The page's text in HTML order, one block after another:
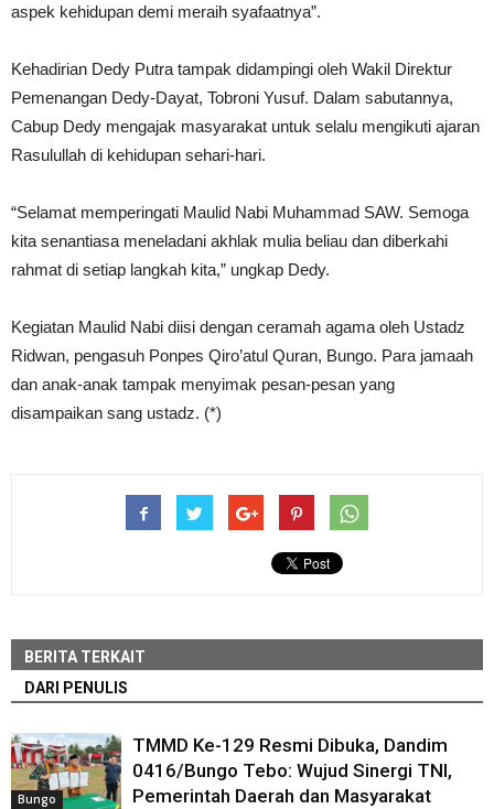
aspek kehidupan demi meraih syafaatnya”.
Kehadirian Dedy Putra tampak didampingi oleh Wakil Direktur
Pemenangan Dedy-Dayat, Tobroni Yusuf. Dalam sabutannya,
Cabup Dedy mengajak masyarakat untuk selalu mengikuti ajaran
Rasulullah di kehidupan sehari-hari.
“Selamat memperingati Maulid Nabi Muhammad SAW. Semoga
kita senantiasa meneladani akhlak mulia beliau dan diberkahi
rahmat di setiap langkah kita,” ungkap Dedy.
Kegiatan Maulid Nabi diisi dengan ceramah agama oleh Ustadz
Ridwan, pengasuh Ponpes Qiro’atul Quran, Bungo. Para jamaah
dan anak-anak tampak menyimak pesan-pesan yang
disampaikan sang ustadz. (*)
BERITA TERKAIT
DARI PENULIS
Bungo
TMMD Ke-129 Resmi Dibuka, Dandim
0416/Bungo Tebo: Wujud Sinergi TNI,
Pemerintah Daerah dan Masyarakat